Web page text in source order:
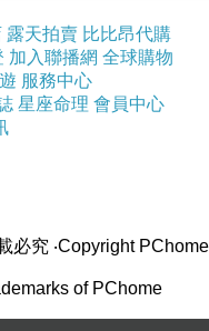
★義大利Fancy
純天然羊毛暖冬
露天拍賣 比比昂代購
加入聯播網 全球購物
服務中心
星座命理 會員中心
必究 ‧Copyright PChome
of PChome